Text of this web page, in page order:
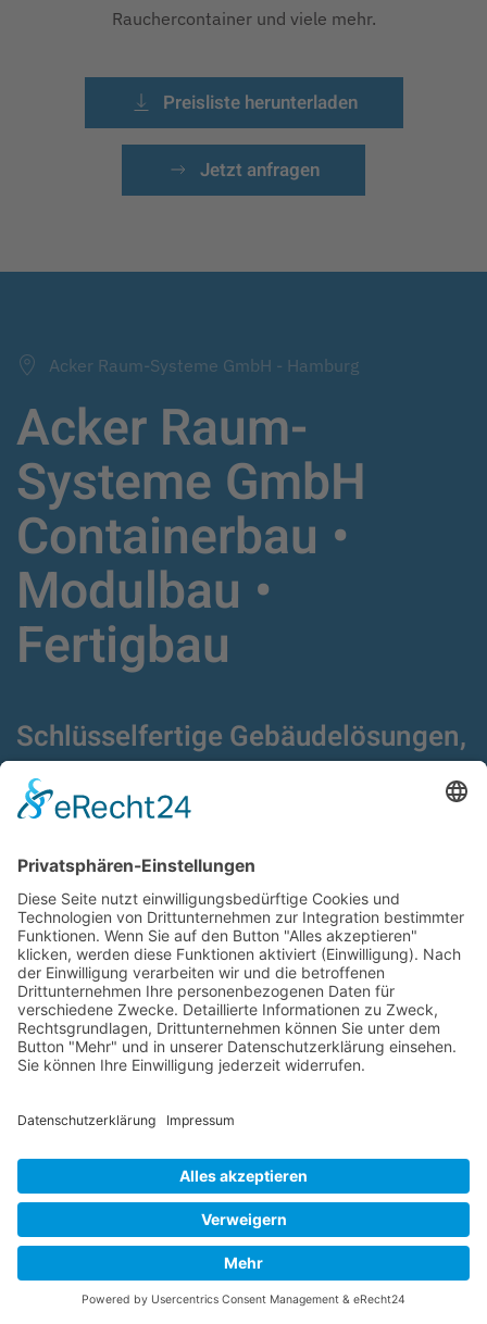
Rauchercontainer und viele mehr.
Preisliste herunterladen
Jetzt anfragen
Acker Raum-Systeme GmbH - Hamburg
Acker Raum-
Systeme GmbH
Containerbau •
Modulbau •
Fertigbau
Schlüsselfertige Gebäudelösungen,
Fertigbau,
Modulgebäude und Container
1992
Kontakt
Acker Raum-Systeme GmbH
Ludwig-Erhard-Straße 18
D-20459 Hamburg
Telefon:+49 (0)40 - 685 669